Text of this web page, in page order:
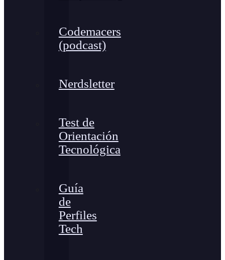
Codemacers
(podcast)
Nerdsletter
Test de
Orientación
Tecnológica
Guía
de
Perfiles
Tech